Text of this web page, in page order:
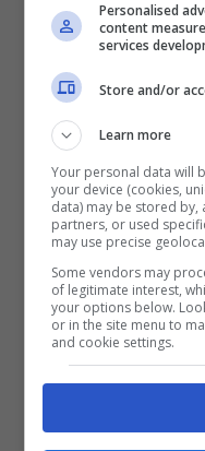
nel 2014 dal
sindacati,
Sono stati
assumere i
bisogno e si è
autonomia
Agli studenti
formativa più
tradizione, con
futuro con più:
Personalised
content
services
Store and/or
Learn more
Your personal data will
your device (cookies,
data) may be stored by,
partners, or used
may use precise
Some vendors may
of legitimate interest,
your options below.
or in the site menu to
and cookie settings.